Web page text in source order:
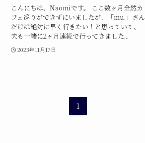
こんにちは、Naomiです。 ここ数ヶ月全然カ
フェ巡りができずにいましたが、「mu.」さん
だけは絶対に早く行きたい！と思っていて、
夫も一緒に2ヶ月連続で行ってきました...
2023年11月17日
1